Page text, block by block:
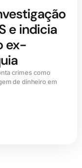
e indicia
ex-
crimes como
de dinheiro em